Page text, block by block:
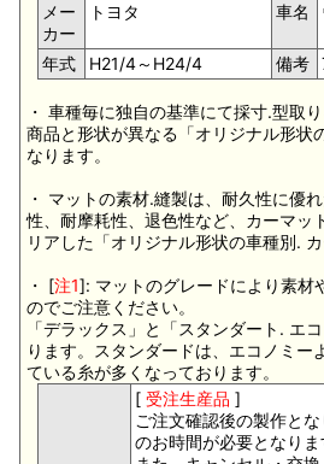
メー
カー
トヨタ 車名
年式 H21/4～H24/4 備考
・ 車種毎に独自の基準にて採寸.型取
商品と形状が異なる「オリジナル形状
なります。
・ マットの素材.縫製は、耐久性に優
性、耐摩耗性、退色性など、カーマッ
リアした「オリジナル形状の車種別. カ
・ [注1]: マットのグレードにより素材
のでご注意ください。
「デラックス」と「スタンダート. エ
ります。スタンダードは、エコノミー
ている糸が多くなっております。
[ 受注生産品 ]
ご注文確認後の製作と
のお時間が必要となりま